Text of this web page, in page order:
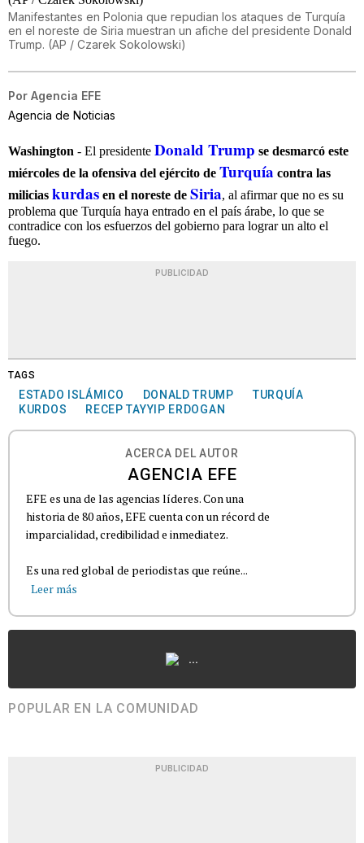
Manifestantes en Polonia que repudian los ataques de Turquía
en el noreste de Siria muestran un afiche del presidente Donald
Trump. (AP / Czarek Sokolowski)
Por Agencia EFE
Agencia de Noticias
Washington - El presidente Donald Trump se desmarcó este
miércoles de la ofensiva del ejército de Turquía contra las
milicias kurdas en el noreste de Siria, al afirmar que no es su
problema que Turquía haya entrado en el país árabe, lo que se
contradice con los esfuerzos del gobierno para lograr un alto el
fuego.
PUBLICIDAD
TAGS
ESTADO ISLÁMICO DONALD TRUMP
TURQUÍA
KURDOS
RECEP TAYYIP ERDOGAN
ACERCA DEL AUTOR
AGENCIA EFE
EFE es una de las agencias líderes. Con una
historia de 80 años, EFE cuenta con un récord de
imparcialidad, credibilidad e inmediatez.
Es una red global de periodistas que reúne...
Leer más
...
POPULAR EN LA COMUNIDAD
PUBLICIDAD